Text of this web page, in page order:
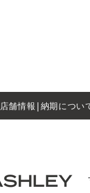
店舗情報 | 納期につい